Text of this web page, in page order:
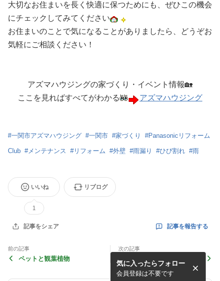
大切なお住まいを長く快適に保つためにも、ぜひこの機会
にチェックしてみてください
お住まいのことで気になることがありましたら、どうぞお
気軽にご相談ください！
アズマハウジングの家づくり・イベント情報🏡
ここを見ればすべてがわかる
アズマハウジング
#一関市アズマハウジング #一関市 #家づくり #Panasonicリフォーム
Club #メンテナンス #リフォーム #外壁 #雨漏り #ひび割れ #雨
いいね
1
リブログ
記事をシェア 記事を報告する
前の記事
ペットと観葉植物
次の記事
「まだ大丈夫」が一番危な
い！？住まいの健康診断、し
てみませんか？
気に入ったらフォロー
会員登録は不要です